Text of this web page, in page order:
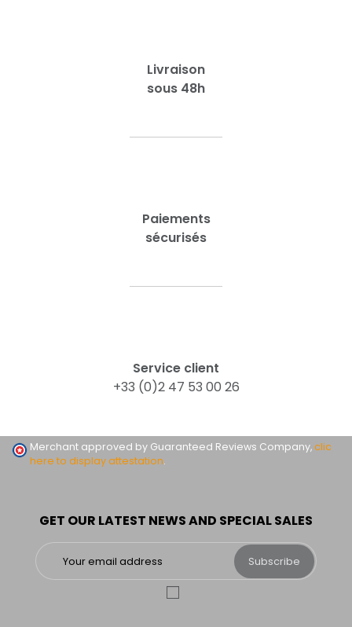
Livraison
sous 48h
Paiements
sécurisés
Service client
+33 (0)2 47 53 00 26
GET OUR LATEST NEWS AND SPECIAL SALES
Subscribe
Merchant approved by Guaranteed Reviews Company,clic
here to display attestation.